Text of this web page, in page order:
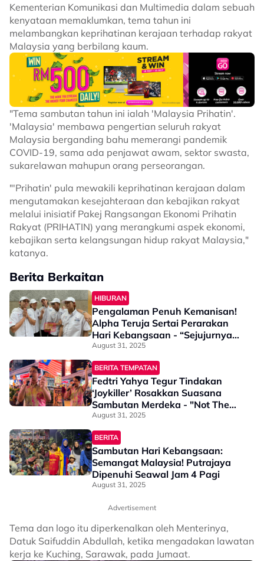
Kementerian Komunikasi dan Multimedia dalam sebuah
kenyataan memaklumkan, tema tahun ini
melambangkan keprihatinan kerajaan terhadap rakyat
Malaysia yang berbilang kaum.
"Tema sambutan tahun ini ialah 'Malaysia Prihatin'.
'Malaysia' membawa pengertian seluruh rakyat
Malaysia berganding bahu memerangi pandemik
COVID-19, sama ada penjawat awam, sektor swasta,
sukarelawan mahupun orang perseorangan.
"'Prihatin' pula mewakili keprihatinan kerajaan dalam
mengutamakan kesejahteraan dan kebajikan rakyat
melalui inisiatif Pakej Rangsangan Ekonomi Prihatin
Rakyat (PRIHATIN) yang merangkumi aspek ekonomi,
kebajikan serta kelangsungan hidup rakyat Malaysia,"
katanya.
Berita Berkaitan
HIBURAN
Pengalaman Penuh Kemanisan!
Alpha Teruja Sertai Perarakan
Hari Kebangsaan - “Sejujurnya
Vibe Yang Diberikan…”
August 31, 2025
BERITA TEMPATAN
Fedtri Yahya Tegur Tindakan
‘Joykiller’ Rosakkan Suasana
Sambutan Merdeka - "Not The
Right Time & Place"
August 31, 2025
BERITA
Sambutan Hari Kebangsaan:
Semangat Malaysia! Putrajaya
Dipenuhi Seawal Jam 4 Pagi
August 31, 2025
Advertisement
Tema dan logo itu diperkenalkan oleh Menterinya,
Datuk Saifuddin Abdullah, ketika mengadakan lawatan
kerja ke Kuching, Sarawak, pada Jumaat.